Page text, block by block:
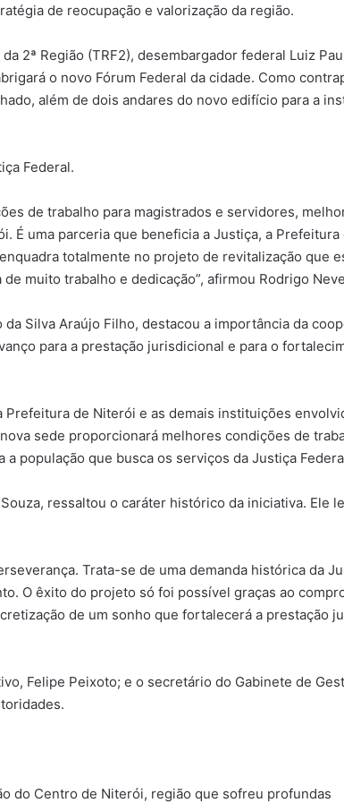
de reocupação e valorização da região.
2ª Região (TRF2), desembargador federal Luiz
o novo Fórum Federal da cidade. Como
além de dois andares do novo edifício para a
Federal.
de trabalho para magistrados e servidores,
É uma parceria que beneficia a Justiça, a Prefeitura
totalmente no projeto de revitalização que
muito trabalho e dedicação”, afirmou Rodrigo
Silva Araújo Filho, destacou a importância da
para a prestação jurisdicional e para o
de Niterói e as demais instituições
sede proporcionará melhores condições de
população que busca os serviços da Justiça
ressaltou o caráter histórico da iniciativa. Ele
Trata-se de uma demanda histórica da
O êxito do projeto só foi possível graças ao
de um sonho que fortalecerá a prestação
Felipe Peixoto; e o secretário do Gabinete de
do Centro de Niterói, região que sofreu profundas